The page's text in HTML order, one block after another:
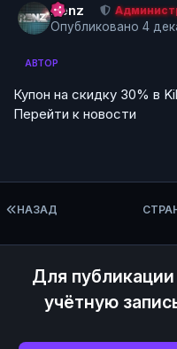
Renz
Опубликовано 4
АВТОР
Купон на скидку 30% в
Перейти к новости
ПЕРВАЯ СТРАНИЦА
НАЗАД
Для
учётную